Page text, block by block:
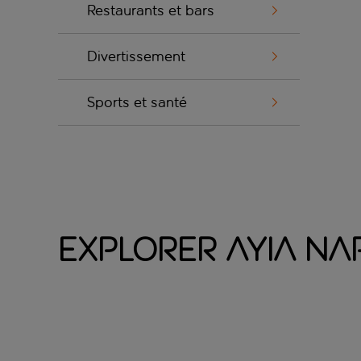
Restaurants et bars
Divertissement
Sports et santé
Explorer Ayia